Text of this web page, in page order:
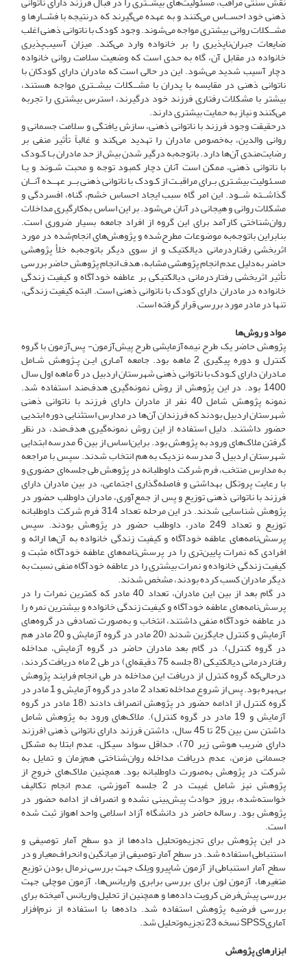
ذهنی خود احســاس می‌کنند و به عهده می‌گیرند که درنتیجه با فشــارها و
مشــکلات روانی بیشتری مواجه می‌شوند. وجود کودک با ناتوانی ذهنی اغلب
ضایعات جبران‌ناپذیری را بر خانواده وارد می‌کند. میزان آسیب‌پذیری
خانواده در مقابل آن، گاه به حدی است که وضعیت سلامت روانی خانواده
دچار آسیب شدید می‌شود. این در حالی است که مادران دارای کودکان با
ناتوانی ذهنی در مقایسه با پدران با مشــکلات بیشــتری مواجه هستند،
بیشتر با مشکلات رفتاری فرزند خود درگیرند، استرس بیشتری را تجربه
می‌کنند و نیاز به حمایت بیشتری دارند.
درحقیقت وجود فرزند با ناتوانی ذهنی، سازش یافتگی و سلامت جسمانی و
روانی والدین، به‌خصوص مادران را تهدید می‌کند و غالباً تأثیر منفی بر
رضایت‌مندی آن‌ها دارد. باتوجه‌به درگیر شدن بیش از حد مادران بـا کـودک
با ناتوانی ذهنی، ممکن است آنان دچار کمبود توجه و محبت شـوند و یـا
مسـئولیت بیشـتری بـرای مراقبـت از کـودک با ناتوانی ذهنی بــر عهــده آنــان
گذاشــته شــود. این امر گاه سبب ایجاد احساس خشم، گناه، افسردگی و
مشکلات روانی و هیجانی در آنان می‌شود. بر این اساس به‌کارگیری مداخلات
روان‌شناختی کارآمد برای این گروه از افراد جامعه بسیار ضروری است.
بنابراین باتوجه‌به موضوعات مطرح‌شده و پژوهش‌های انجام‌شده در مورد
اثربخشی رفتاردرمانی دیالکتیک و از سوی دیگر باتوجه‌به خلأ پژوهشی
حاضر به‌دلیل عدم انجام پژوهشی مشابه، هدف انجام پژوهش حاضر بررسی
تأثیر اثربخشی رفتاردرمانی دیالکتیکی بر عاطفه خودآگاه و کیفیت زندگی
خانواده در مادران دارای کودک با ناتوانی ذهنی است. البته کیفیت زندگی،
تنها در مادر مورد بررسی قرار گرفته است.
مواد و روش‌ها
پژوهش حاضر یک طرح نیمه‌آزمایشی طرح پیش‌آزمون- پس‌آزمون با گروه
کنترل و دوره پیگیری 2 ماهه بود. جامعه آمـاری ایـن پـژوهش شـامل
مـادران دارای کـودک با ناتوانی ذهنی شهرستان اردبیل در 6 ماهه اول سال
1400 بود. در این پژوهش از روش نمونه‌گیری هدف‌مند استفاده شد.
نمونه پژوهش شامل 40 نفر از مادران دارای فرزند با ناتوانی ذهنی
شهرستان اردبیل بودند که فرزندان آن‌ها در مدارس استثنایی دوره ابتدیی
حضور داشتند. دلیل استفاده از این روش نمونه‌گیری هدف‌مند، در نظر
گرفتن ملاک‌های ورود به پژوهش بود. براین‌اساس از بین 6 مدرسه ابتدایی
شهرستان اردبیل 3 مدرسه نزدیک به هم انتخاب شدند. سپس با مراجعه
به مدارس منتخب، فرم‌ شرکت داوطلبانه در پژوهش طی جلسه‌ای حضوری و
با رعایت پروتکل بهداشتی و فاصله‌گذاری اجتماعی، در بین مادران دارای
فرزند با ناتوانی ذهنی توزیع و پس از جمع‌آوری، مادران داوطلب حضور در
پژوهش شناسایی شدند. در این مرحله تعداد 314 فرم شرکت داوطلبانه
توزیع و تعداد 249 مادر، داوطلب حضور در پژوهش بودند. سپس
پرسش‌نامه‌های عاطفه خودآگاه و کیفیت زندگی خانواده به آن‌ها ارائه و
افرادی که نمرات پایین‌تری را در پرسش‌نامه‌های عاطفه خودآگاه مثبت و
کیفیت زندگی خانواده و نمرات بیشتری را در عاطفه خودآگاه منفی نسبت به
دیگر مادران کسب کرده‌ بودند، مشخص شدند.
در گام بعد از بین این مادران، تعداد 40 مادر که کمترین نمرات را در
پرسش‌نامه‌های عاطفه خودآگاه و کیفیت زندگی خانواده و بیشترین نمره را
در عاطفه خودآگاه منفی داشتند، انتخاب و به‌صورت تصادفی در گروه‌های
آزمایش و کنترل جایگزین شدند (20 مادر در گروه آزمایش و 20 مادر هم
در گروه کنترل). در گام بعد مادران حاضر در گروه‌ آزمایش، مداخله
رفتاردرمانی دیالکتیکی (8 جلسه 75 دقیقه‌ای) در طی 2 ماه دریافت کردند،
درحالی‌که گروه کنترل از دریافت این مداخله در طی انجام فرایند پژوهش
بی‌بهره بود. پس از شروع مداخله تعداد 2 مادر در گروه آزمایش و 1 مادر در
گروه کنترل از ادامه حضور در پژوهش انصراف دادند (18 مادر در گروه
آزمایش و 19 مادر در گروه کنترل). ملاک‌های ورود به پژوهش شامل
داشتن سن بین 25 تا 45 سال، داشتن فرزند دارای ناتوانی ذهنی (فرزند
دارای ضریب هوشی زیر 70)، حداقل سواد سیکل، عدم ابتلا به مشکل
جسمانی مزمن، عدم دریافت مداخله روان‌شناختی هم‌زمان و تمایل به
شرکت در پژوهش به‌صورت داوطلبانه بود. همچنین ملاک‌های خروج از
پژوهش نیز شامل غیبت در 2 جلسه آموزشی، عدم انجام تکالیف
خواسته‌شده، بروز حوادث پیش‌بینی نشده و انصراف از ادامه حضور در
پژوهش بود. رساله حاضر در دانشگاه آزاد اسلامی واحد اهواز ثبت شده
است.
در این پژوهش برای تجزیه‌وتحلیل داده‌ها از دو سطح آمار توصیفی و
استنباطی استفاده شد. در سطح آمار توصیفی از میانگین و انحراف‌معیار و در
سطح آمار استنباطی از آزمون شاپیرو ویلک جهت بررسی نرمال بودن توزیع
متغیرها، آزمون لون برای بررسی برابری واریانس‌ها، آزمون موچلی جهت
بررسی پیش‌فرض کرویت داده‌ها و همچنین از تحلیل واریانس آمیخته برای
بررسی فرضیه پژوهش استفاده شد. داده‌ها با استفاده از نرم‌افزار
آماریSPSS نسخه 23 تجزیه‌وتحلیل شد.
ابزارهای پژوهش